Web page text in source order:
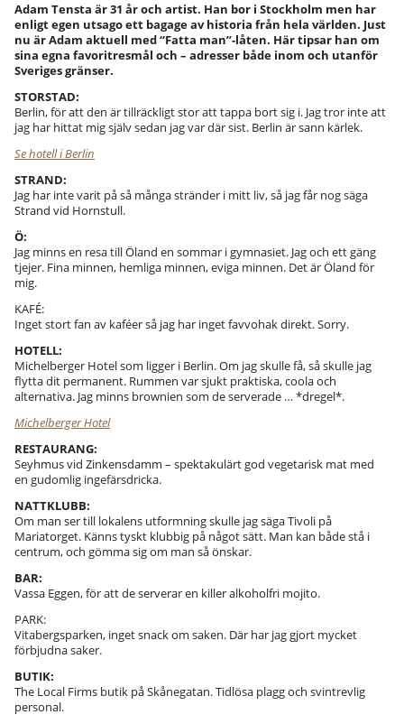
Adam Tensta är 31 år och artist. Han bor i Stockholm men har
enligt egen utsago ett bagage av historia från hela världen. Just
nu är Adam aktuell med “Fatta man”-låten. Här tipsar han om
sina egna favoritresmål och – adresser både inom och utanför
Sveriges gränser.
STORSTAD:
Berlin, för att den är tillräckligt stor att tappa bort sig i. Jag tror inte att
jag har hittat mig själv sedan jag var där sist. Berlin är sann kärlek.
Se hotell i Berlin
STRAND:
Jag har inte varit på så många stränder i mitt liv, så jag får nog säga
Strand vid Hornstull.
Ö:
Jag minns en resa till Öland en sommar i gymnasiet. Jag och ett gäng
tjejer. Fina minnen, hemliga minnen, eviga minnen. Det är Öland för
mig.
KAFÉ:
Inget stort fan av kaféer så jag har inget favvohak direkt. Sorry.
HOTELL:
Michelberger Hotel som ligger i Berlin. Om jag skulle få, så skulle jag
flytta dit permanent. Rummen var sjukt praktiska, coola och
alternativa. Jag minns brownien som de serverade … *dregel*.
Michelberger Hotel
RESTAURANG:
Seyhmus vid Zinkensdamm – spektakulärt god vegetarisk mat med
en gudomlig ingefärsdricka.
NATTKLUBB:
Om man ser till lokalens utformning skulle jag säga Tivoli på
Mariatorget. Känns tyskt klubbig på något sätt. Man kan både stå i
centrum, och gömma sig om man så önskar.
BAR:
Vassa Eggen, för att de serverar en killer alkoholfri mojito.
PARK:
Vitabergsparken, inget snack om saken. Där har jag gjort mycket
förbjudna saker.
BUTIK:
The Local Firms butik på Skånegatan. Tidlösa plagg och svintrevlig
personal.